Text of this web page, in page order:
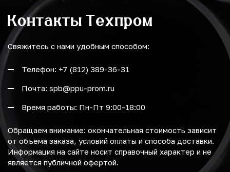
Контакты Техпром
Свяжитесь с нами удобным способом:
Телефон: +7 (812) 389-36-31
Почта: spb@ppu-prom.ru
Время работы: Пн-Пт 9:00-18:00
Обращаем внимание: окончательная стоимость зависит
от объема заказа, условий оплаты и способа доставки.
Информация на сайте носит справочный характер и не
является публичной офертой.